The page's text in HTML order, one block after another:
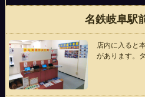
名鉄岐阜駅
店内に入ると
があります。